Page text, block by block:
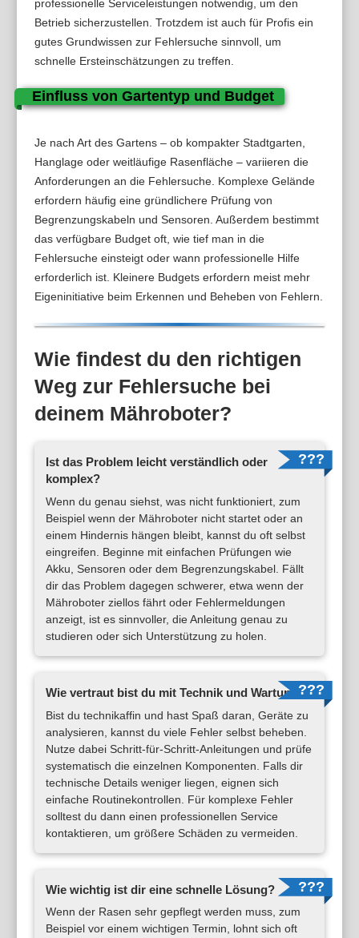
professionelle Serviceleistungen notwendig, um den
Betrieb sicherzustellen. Trotzdem ist auch für Profis ein
gutes Grundwissen zur Fehlersuche sinnvoll, um
schnelle Ersteinschätzungen zu treffen.
Einfluss von Gartentyp und Budget
Je nach Art des Gartens – ob kompakter Stadtgarten,
Hanglage oder weitläufige Rasenfläche – variieren die
Anforderungen an die Fehlersuche. Komplexe Gelände
erfordern häufig eine gründlichere Prüfung von
Begrenzungskabeln und Sensoren. Außerdem bestimmt
das verfügbare Budget oft, wie tief man in die
Fehlersuche einsteigt oder wann professionelle Hilfe
erforderlich ist. Kleinere Budgets erfordern meist mehr
Eigeninitiative beim Erkennen und Beheben von Fehlern.
Wie findest du den richtigen
Weg zur Fehlersuche bei
deinem Mähroboter?
Ist das Problem leicht verständlich oder
komplex?
Wenn du genau siehst, was nicht funktioniert, zum
Beispiel wenn der Mähroboter nicht startet oder an
einem Hindernis hängen bleibt, kannst du oft selbst
eingreifen. Beginne mit einfachen Prüfungen wie
Akku, Sensoren oder dem Begrenzungskabel. Fällt
dir das Problem dagegen schwerer, etwa wenn der
Mähroboter ziellos fährt oder Fehlermeldungen
anzeigt, ist es sinnvoller, die Anleitung genau zu
studieren oder sich Unterstützung zu holen.
Wie vertraut bist du mit Technik und Wartung?
Bist du technikaffin und hast Spaß daran, Geräte zu
analysieren, kannst du viele Fehler selbst beheben.
Nutze dabei Schritt-für-Schritt-Anleitungen und prüfe
systematisch die einzelnen Komponenten. Falls dir
technische Details weniger liegen, eignen sich
einfache Routinekontrollen. Für komplexe Fehler
solltest du dann einen professionellen Service
kontaktieren, um größere Schäden zu vermeiden.
Wie wichtig ist dir eine schnelle Lösung?
Wenn der Rasen sehr gepflegt werden muss, zum
Beispiel vor einem wichtigen Termin, lohnt sich oft